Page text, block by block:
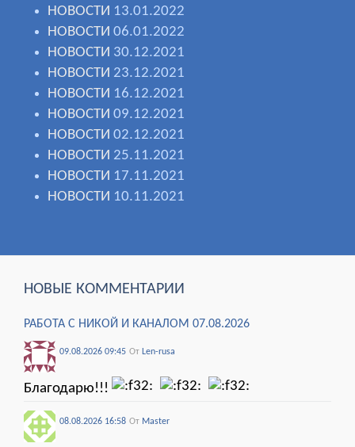
НОВОСТИ 13.01.2022
НОВОСТИ 06.01.2022
НОВОСТИ 30.12.2021
НОВОСТИ 23.12.2021
НОВОСТИ 16.12.2021
НОВОСТИ 09.12.2021
НОВОСТИ 02.12.2021
НОВОСТИ 25.11.2021
НОВОСТИ 17.11.2021
НОВОСТИ 10.11.2021
НОВЫЕ КОММЕНТАРИИ
РАБОТА С НИКОЙ И КАНАЛОМ 07.08.2026
09.08.2026 09:45 От Len-rusa
Благодарю!!!
08.08.2026 16:58 От Мaster